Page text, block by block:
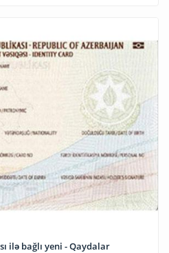
Şəxsiyyət vəsiqəsinin alınması ilə bağlı yeni - Qaydalar